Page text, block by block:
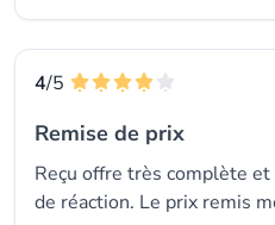
4/5
Remise de prix
Reçu offre très complète
de réaction. Le prix remis